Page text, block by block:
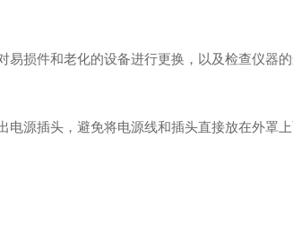
件和老化的设备进行更换，以及检查仪器
插头，避免将电源线和插头直接放在外罩